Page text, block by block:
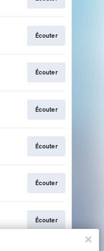
Écouter
Écouter
Écouter
Écouter
Écouter
Écouter